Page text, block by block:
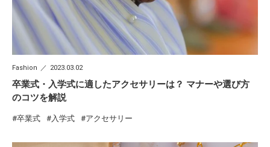
Fashion 2023.03.02
卒業式・入学式に適したアクセサリーは？ マナーや選び方
のコツを解説
卒業式 入学式 アクセサリー